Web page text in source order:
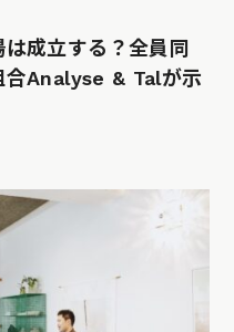
成立する？全員同
合Analyse & Talが示